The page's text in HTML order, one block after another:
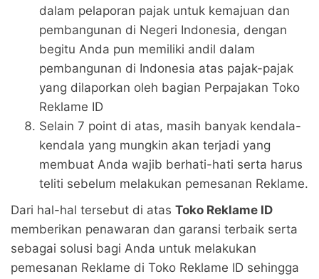
dalam pelaporan pajak untuk kemajuan dan
pembangunan di Negeri Indonesia, dengan
begitu Anda pun memiliki andil dalam
pembangunan di Indonesia atas pajak-pajak
yang dilaporkan oleh bagian Perpajakan Toko
Reklame ID
Selain 7 point di atas, masih banyak kendala-
kendala yang mungkin akan terjadi yang
membuat Anda wajib berhati-hati serta harus
teliti sebelum melakukan pemesanan Reklame.
Dari hal-hal tersebut di atas Toko Reklame ID
memberikan penawaran dan garansi terbaik serta
sebagai solusi bagi Anda untuk melakukan
pemesanan Reklame di Toko Reklame ID sehingga